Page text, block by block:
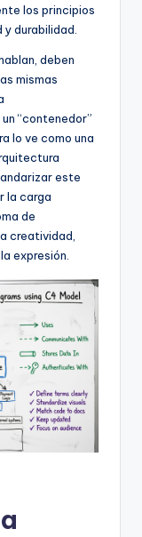
los principios
durabilidad.
deben
mismas
“contenedor”
lo ve como una
este
la carga
de
creatividad,
expresión.